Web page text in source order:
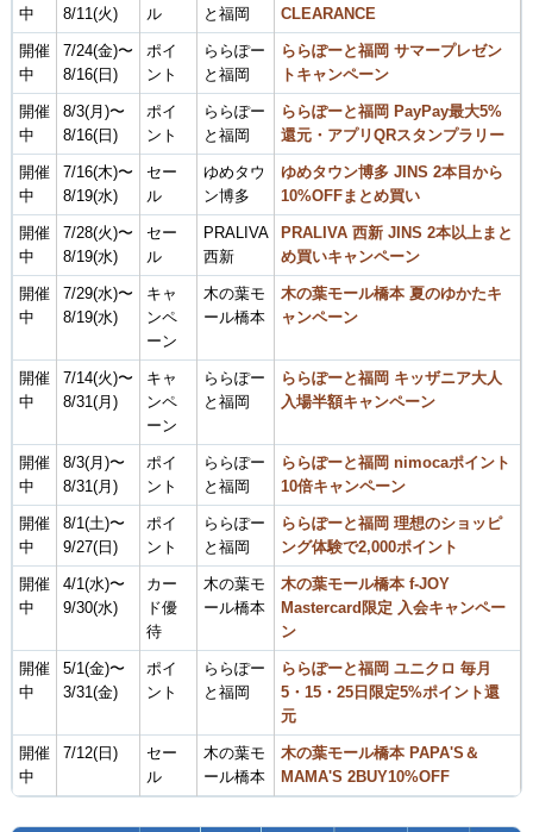
中
8/11(火)
ル
と福岡
CLEARANCE
開催
中
7/24(金)〜
8/16(日)
ポイ
ント
ららぽー
と福岡
ららぽーと福岡 サマープレゼン
トキャンペーン
開催
中
8/3(月)〜
8/16(日)
ポイ
ント
ららぽー
と福岡
ららぽーと福岡 PayPay最大5%
還元・アプリQRスタンプラリー
開催
中
7/16(木)〜
8/19(水)
セー
ル
ゆめタウ
ン博多
ゆめタウン博多 JINS 2本目から
10%OFFまとめ買い
開催
中
7/28(火)〜
8/19(水)
セー
ル
PRALIVA
西新
PRALIVA 西新 JINS 2本以上まと
め買いキャンペーン
開催
中
7/29(水)〜
8/19(水)
キャ
ンペ
ーン
木の葉モ
ール橋本
木の葉モール橋本 夏のゆかたキ
ャンペーン
開催
中
7/14(火)〜
8/31(月)
キャ
ンペ
ーン
ららぽー
と福岡
ららぽーと福岡 キッザニア大人
入場半額キャンペーン
開催
中
8/3(月)〜
8/31(月)
ポイ
ント
ららぽー
と福岡
ららぽーと福岡 nimocaポイント
10倍キャンペーン
開催
中
8/1(土)〜
9/27(日)
ポイ
ント
ららぽー
と福岡
ららぽーと福岡 理想のショッピ
ング体験で2,000ポイント
開催
中
4/1(水)〜
9/30(水)
カー
ド優
待
木の葉モ
ール橋本
木の葉モール橋本 f-JOY
Mastercard限定 入会キャンペー
ン
開催
中
5/1(金)〜
3/31(金)
ポイ
ント
ららぽー
と福岡
ららぽーと福岡 ユニクロ 毎月
5・15・25日限定5%ポイント還
元
開催
中
7/12(日)
セー
ル
木の葉モ
ール橋本
木の葉モール橋本 PAPA'S＆
MAMA'S 2BUY10%OFF